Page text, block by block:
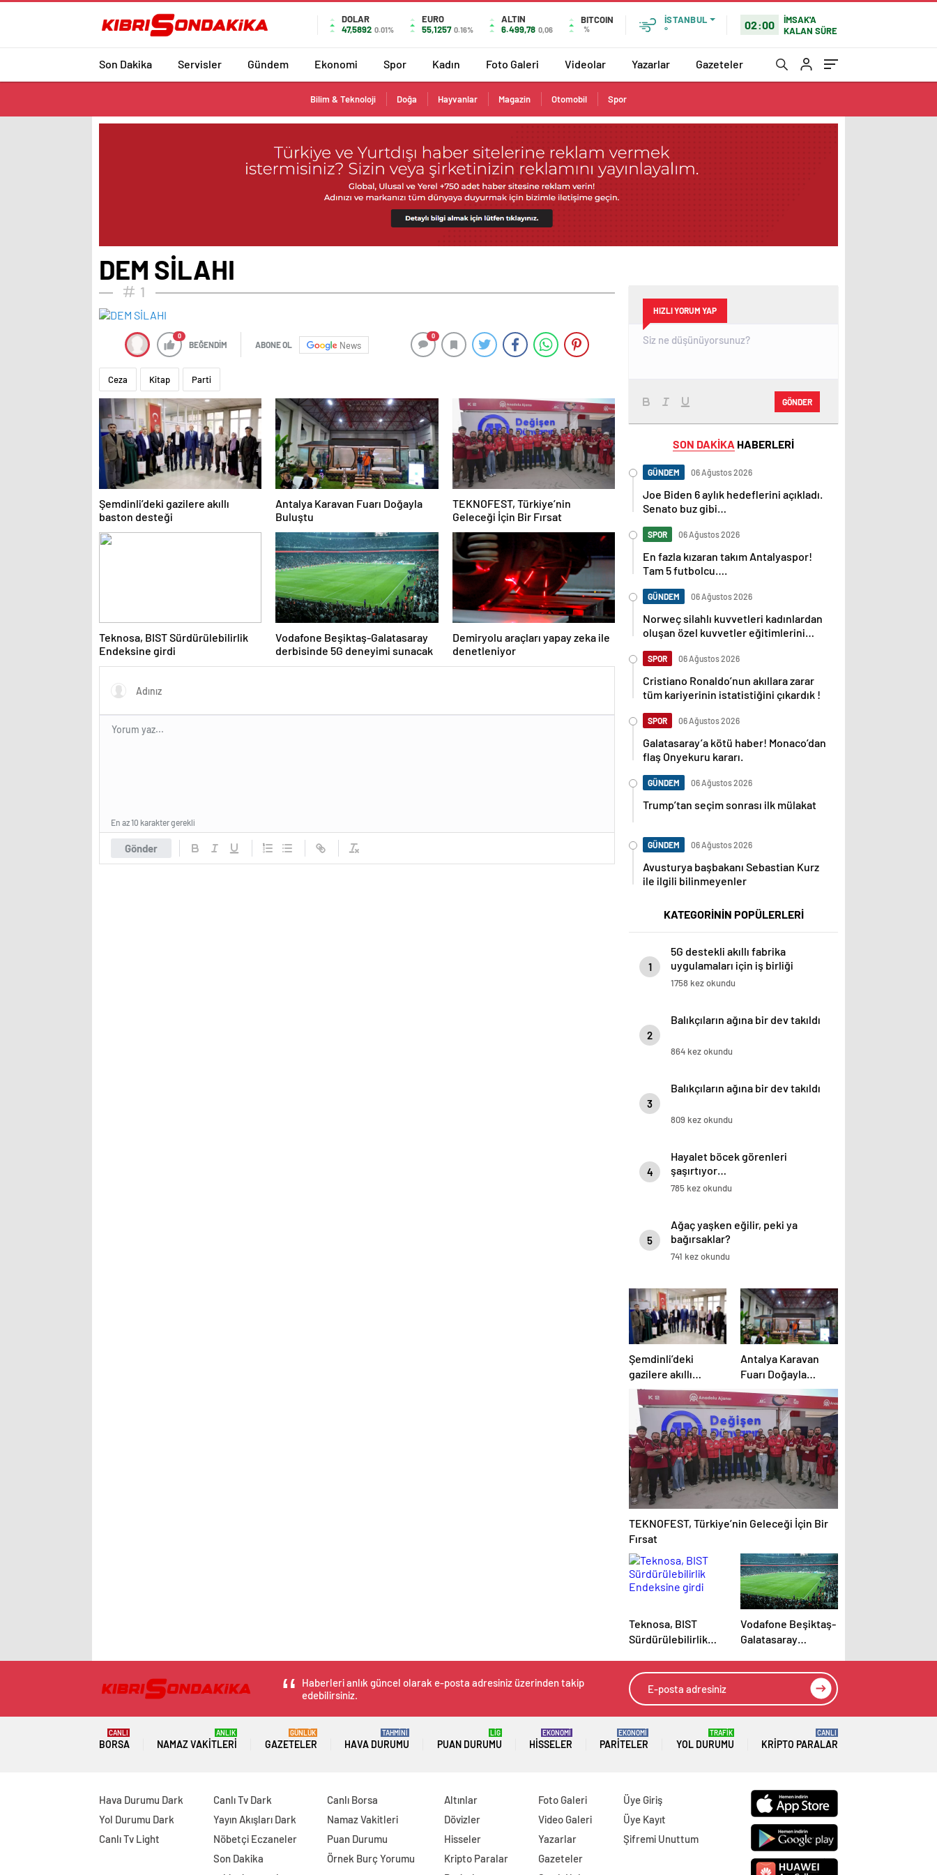
DOLAR
47,5892 0.01%
EURO
55,1257 0.16%
ALTIN
6.499,78 0,06
BITCOIN
%
İSTANBUL
°
02:00
İMSAK'A
KALAN SÜRE
Son Dakika Servisler Gündem Ekonomi Spor Kadın Foto Galeri Videolar Yazarlar Gazeteler
Bilim & Teknoloji Doğa Hayvanlar Magazin Otomobil Spor
DEM SİLAHI
1
0
BEĞENDİM ABONE OL News
0
Ceza Kitap Parti
Şemdinli’deki gazilere akıllı
baston desteği
Antalya Karavan Fuarı Doğayla
Buluştu
TEKNOFEST, Türkiye’nin
Geleceği İçin Bir Fırsat
Teknosa, BIST Sürdürülebilirlik
Endeksine girdi
Vodafone Beşiktaş-Galatasaray
derbisinde 5G deneyimi sunacak
Demiryolu araçları yapay zeka ile
denetleniyor
Gönder
En az 10 karakter gerekli
HIZLI YORUM YAP
GÖNDER
SON DAKİKA HABERLERİ
GÜNDEM 06 Ağustos 2026
Joe Biden 6 aylık hedeflerini açıkladı.
Senato buz gibi…
SPOR 06 Ağustos 2026
En fazla kızaran takım Antalyaspor!
Tam 5 futbolcu….
GÜNDEM 06 Ağustos 2026
Norweç silahlı kuvvetleri kadınlardan
oluşan özel kuvvetler eğitimlerini
SPOR 06 Ağustos 2026
Cristiano Ronaldo’nun akıllara zarar
tüm kariyerinin istatistiğini çıkardık !
SPOR 06 Ağustos 2026
Galatasaray’a kötü haber! Monaco’dan
flaş Onyekuru kararı.
GÜNDEM 06 Ağustos 2026
Trump’tan seçim sonrası ilk mülakat
GÜNDEM 06 Ağustos 2026
Avusturya başbakanı Sebastian Kurz
ile ilgili bilinmeyenler
KATEGORİNİN POPÜLERLERİ
1
5G destekli akıllı fabrika
uygulamaları için iş birliği
1758 kez okundu
2
Balıkçıların ağına bir dev takıldı
864 kez okundu
3
Balıkçıların ağına bir dev takıldı
809 kez okundu
4
Hayalet böcek görenleri
şaşırtıyor…
785 kez okundu
5
Ağaç yaşken eğilir, peki ya
bağırsaklar?
741 kez okundu
Şemdinli’deki
gazilere akıllı
baston desteği
Antalya Karavan
Fuarı Doğayla
Buluştu
TEKNOFEST, Türkiye’nin Geleceği İçin Bir
Fırsat
Teknosa, BIST
Sürdürülebilirlik
Vodafone Beşiktaş-
Galatasaray
deneyimi sunacak
Haberleri anlık güncel olarak e-posta adresiniz üzerinden takip
edebilirsiniz.
BORSA
CANLI
NAMAZ VAKITLERI
ANLIK
GAZETELER
GÜNLÜK
HAVA DURUMU
TAHMİNİ
PUAN DURUMU
LİG
HISSELER
EKONOMİ
PARITELER
EKONOMİ
YOL DURUMU
TRAFİK
KRIPTO PARALAR
CANLI
Hava Durumu Dark
Yol Durumu Dark
Canlı Tv Light
Canlı Tv Dark
Yayın Akışları Dark
Nöbetçi Eczaneler
Son Dakika
Canlı Borsa
Namaz Vakitleri
Puan Durumu
Örnek Burç Yorumu
Altınlar
Dövizler
Hisseler
Kripto Paralar
Foto Galeri
Video Galeri
Yazarlar
Gazeteler
Üye Giriş
Üye Kayıt
Şifremi Unuttum